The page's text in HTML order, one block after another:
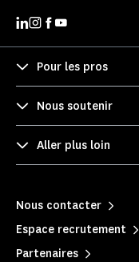
Pour les pros
Nous soutenir
Aller plus loin
Nous contacter
Espace recrutement
Partenaires